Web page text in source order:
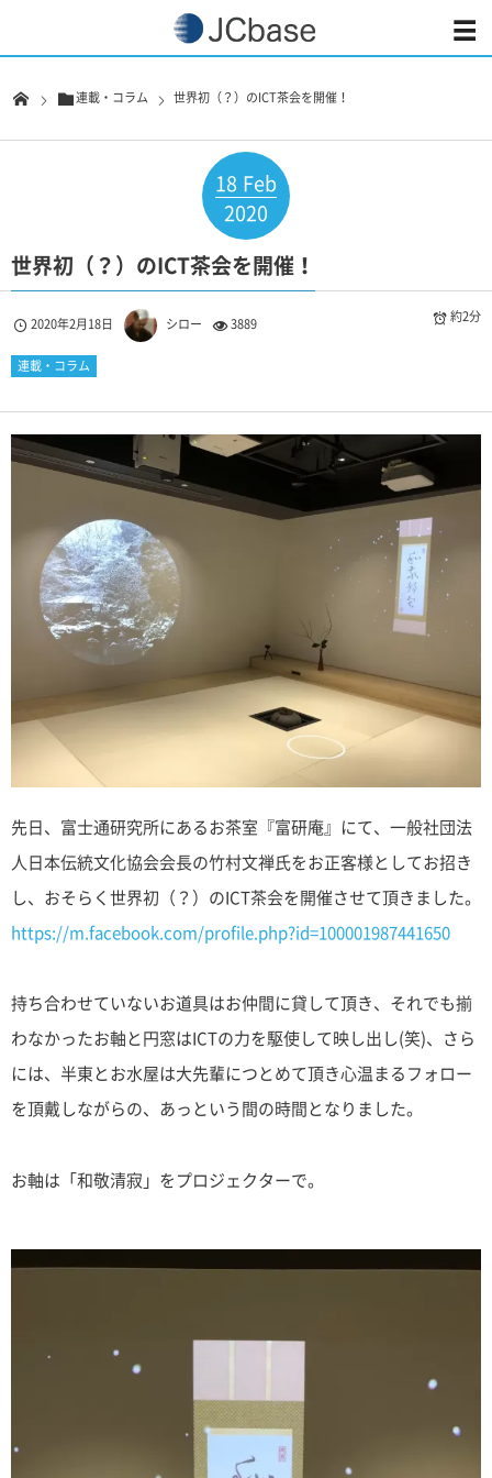
連載・コラム 世界初（？）のICT茶会を開催！
18 Feb
2020
世界初（？）のICT茶会を開催！
2020年2月18日 シロー 3889 約2分
連載・コラム
先日、富士通研究所にあるお茶室『富研庵』にて、一般社団法
人日本伝統文化協会会長の竹村文禅氏をお正客様としてお招き
し、おそらく世界初（？）のICT茶会を開催させて頂きました。
https://m.facebook.com/profile.php?id=100001987441650
持ち合わせていないお道具はお仲間に貸して頂き、それでも揃
わなかったお軸と円窓はICTの力を駆使して映し出し(笑)、さら
には、半東とお水屋は大先輩につとめて頂き心温まるフォロー
を頂戴しながらの、あっという間の時間となりました。
お軸は「和敬清寂」をプロジェクターで。